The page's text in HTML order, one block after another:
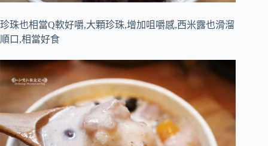
珍珠也相當Q軟好嚼,大顆珍珠,增加咀嚼感,西米露也滑溜
順口,相當好食